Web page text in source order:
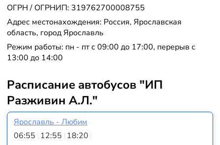
ОГРН / ОГРНИП: 319762700008755
Адрес местонахождения: Россия, Ярославская
область, город Ярославль
Режим работы: пн - пт с 09:00 до 17:00, перерыв с
13:00 до 14:00
Расписание автобусов "ИП
Разживин А.Л."
Ярославль - Любим
06:55 12:55 18:20